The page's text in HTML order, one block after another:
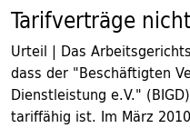
Tarifverträge
Urteil | Das
dass der "Beschäftigten
Dienstleistung e.V."
tariffähig ist. Im März